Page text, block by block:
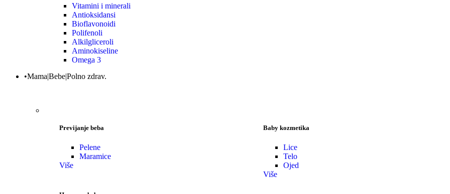
Vitamini i minerali
Antioksidansi
Bioflavonoidi
Polifenoli
Alkilgliceroli
Aminokiseline
Omega 3
•Mama|Bebe|Polno zdrav.
Previjanje beba
Pelene
Maramice
Više
Baby kozmetika
Lice
Telo
Ojed
Više